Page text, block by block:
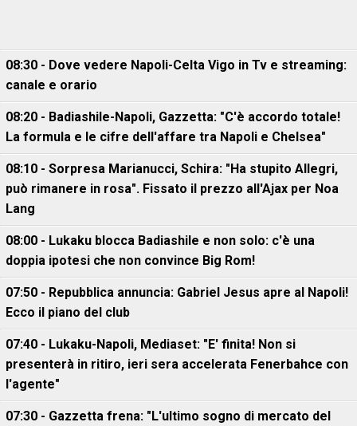
08:30 - Dove vedere Napoli-Celta Vigo in Tv e streaming:
canale e orario
08:20 - Badiashile-Napoli, Gazzetta: "C'è accordo totale!
La formula e le cifre dell'affare tra Napoli e Chelsea"
08:10 - Sorpresa Marianucci, Schira: "Ha stupito Allegri,
può rimanere in rosa". Fissato il prezzo all'Ajax per Noa
Lang
08:00 - Lukaku blocca Badiashile e non solo: c'è una
doppia ipotesi che non convince Big Rom!
07:50 - Repubblica annuncia: Gabriel Jesus apre al Napoli!
Ecco il piano del club
07:40 - Lukaku-Napoli, Mediaset: "E' finita! Non si
presenterà in ritiro, ieri sera accelerata Fenerbahce con
l'agente"
07:30 - Gazzetta frena: "L'ultimo sogno di mercato del